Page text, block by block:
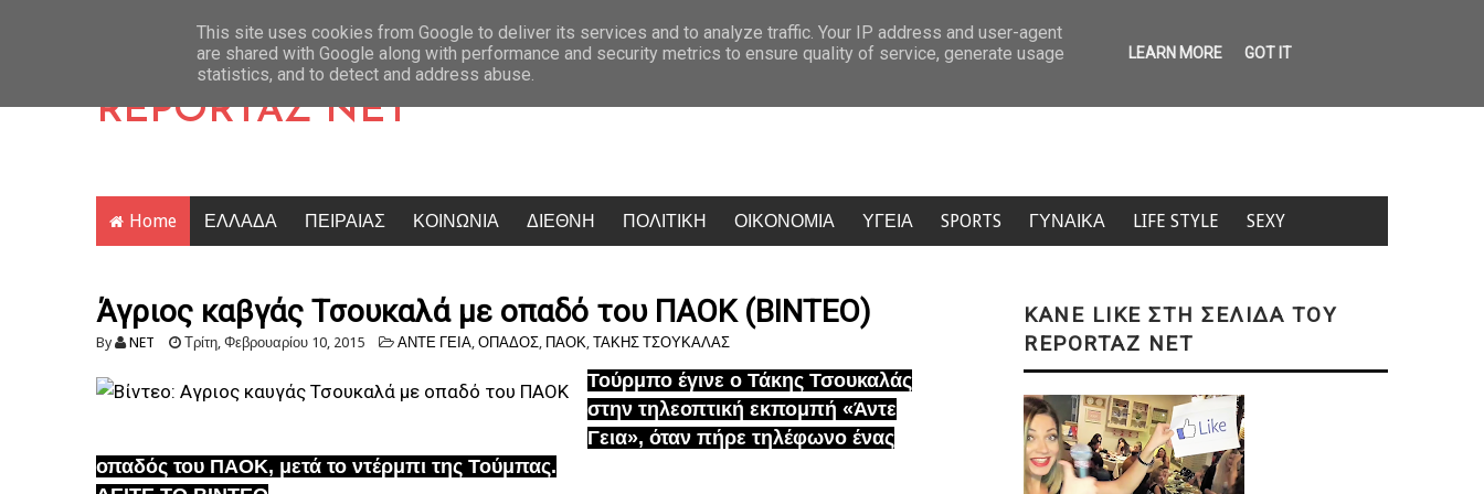
Latest News
Οριστικά στο αρχείο το σκάνδαλο των υποκλοπών – Σφοδρή επίθεση Κεσσέ, πυρά από ΠΑΣΟΚ, ΕΛΑΣ, ΣΥΡΙΖΑ και Νέα Αριστερα Σάλος στην Κρήτη: Τουρίστας ρώτησε πόσο κοστίζει ανήλικο κορίτσι – «Πόσα θέλεις;»
REPORTAZ NET
Home ΕΛΛΑΔΑ ΠΕΙΡΑΙΑΣ ΚΟΙΝΩΝΙΑ ΔΙΕΘΝΗ ΠΟΛΙΤΙΚΗ ΟΙΚΟΝΟΜΙΑ ΥΓΕΙΑ SPORTS ΓΥΝΑΙΚΑ LIFE STYLE SEXY
Άγριος καβγάς Τσουκαλά με οπαδό του ΠΑΟΚ (ΒΙΝΤΕΟ)
By NET Τρίτη, Φεβρουαρίου 10, 2015 ΑΝΤΕ ΓΕΙΑ, ΟΠΑΔΟΣ, ΠΑΟΚ, ΤΑΚΗΣ ΤΣΟΥΚΑΛΑΣ
Τούρμπο έγινε ο Τάκης Τσουκαλάς
στην τηλεοπτική εκπομπή «Άντε
Γεια», όταν πήρε τηλέφωνο ένας
οπαδός του ΠΑΟΚ, μετά το ντέρμπι της Τούμπας.
KANE LIKE ΣΤΗ ΣΕΛΙΔΑ ΤΟΥ
REPORTAZ NET
This site uses cookies from Google to deliver its services and to analyze traffic. Your IP address and user-agent
are shared with Google along with performance and security metrics to ensure quality of service, generate usage
statistics, and to detect and address abuse.
LEARN MORE GOT IT